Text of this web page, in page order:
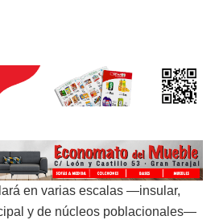
en varias escalas —insular,
y de núcleos poblacionales—